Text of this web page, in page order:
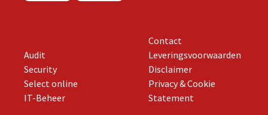
Audit
Security
Select online
IT-Beheer
Contact
Leveringsvoorwaarden
Disclaimer
Privacy & Cookie
Statement